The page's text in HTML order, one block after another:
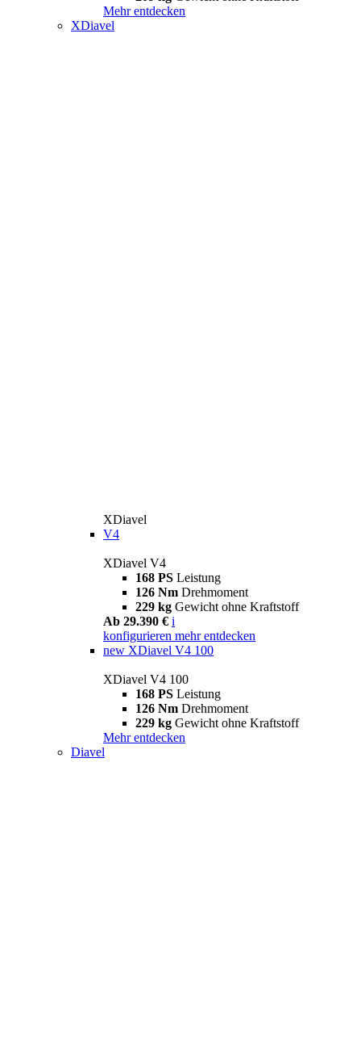
Mehr entdecken
XDiavel
XDiavel
V4
XDiavel V4
168 PS Leistung
126 Nm Drehmoment
229 kg Gewicht ohne Kraftstoff
Ab 29.390 € i
konfigurieren mehr entdecken
new XDiavel V4 100
XDiavel V4 100
168 PS Leistung
126 Nm Drehmoment
229 kg Gewicht ohne Kraftstoff
Mehr entdecken
Diavel